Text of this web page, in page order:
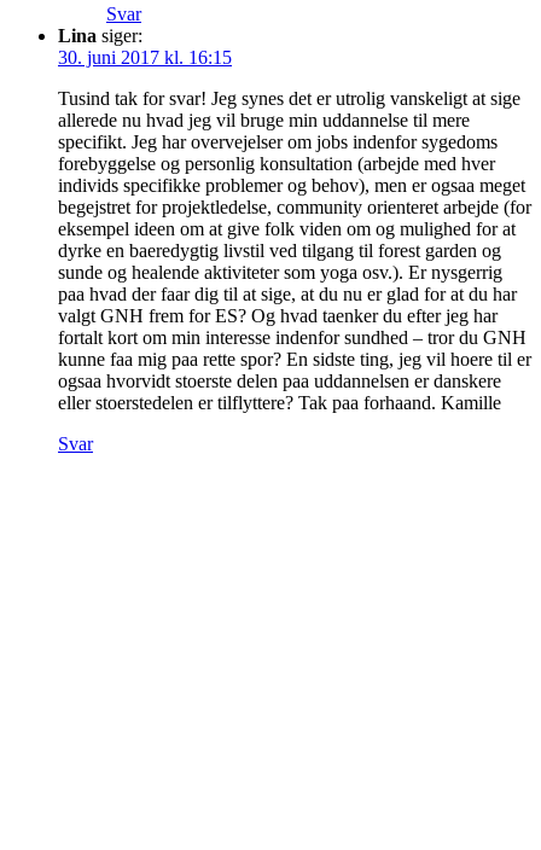
Svar
Lina siger:
30. juni 2017 kl. 16:15
Tusind tak for svar! Jeg synes det er utrolig vanskeligt at sige
allerede nu hvad jeg vil bruge min uddannelse til mere
specifikt. Jeg har overvejelser om jobs indenfor sygedoms
forebyggelse og personlig konsultation (arbejde med hver
individs specifikke problemer og behov), men er ogsaa meget
begejstret for projektledelse, community orienteret arbejde (for
eksempel ideen om at give folk viden om og mulighed for at
dyrke en baeredygtig livstil ved tilgang til forest garden og
sunde og healende aktiviteter som yoga osv.). Er nysgerrig
paa hvad der faar dig til at sige, at du nu er glad for at du har
valgt GNH frem for ES? Og hvad taenker du efter jeg har
fortalt kort om min interesse indenfor sundhed – tror du GNH
kunne faa mig paa rette spor? En sidste ting, jeg vil hoere til er
ogsaa hvorvidt stoerste delen paa uddannelsen er danskere
eller stoerstedelen er tilflyttere? Tak paa forhaand. Kamille
Svar